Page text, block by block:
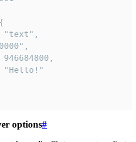
options#